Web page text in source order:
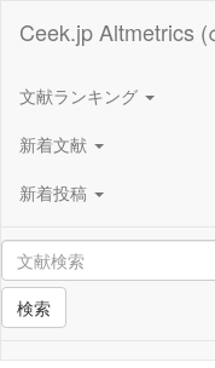
Ceek.jp Altmetrics
文献ランキング
新着文献
新着投稿
検索